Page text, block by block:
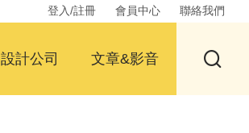
登入/註冊 會員中心 聯絡我們
設計公司 文章&影音